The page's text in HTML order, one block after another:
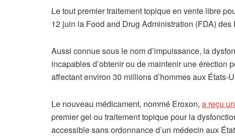
Le tout premier traitement topique en vente libre
12 juin la Food and Drug Administration (FDA) des
Aussi connue sous le nom d’impuissance, la
incapables d’obtenir ou de maintenir une érection
affectant environ 30 millions d’hommes aux États-
Le nouveau médicament, nommé Eroxon, a reçu
premier gel ou traitement topique pour la
accessible sans ordonnance d’un médecin aux